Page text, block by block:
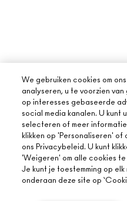
We gebruiken cookies om
analyseren, u te voorzien
op interesses gebaseerde
social media kanalen. U kunt
selecteren of meer
klikken op 'Personaliseren' of
ons Privacybeleid. U kunt
'Weigeren' om alle cookies
Je kunt je toestemming op
onderaan deze site op